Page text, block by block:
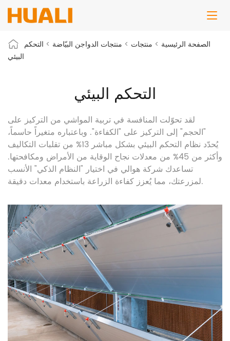
الصفحة الرئيسية > منتجات > منتجات الدواجن البيّاضة > التحكم
البيئي
التحكم البيئي
لقد تحوّلت المنافسة في تربية المواشي من التركيز على
"الحجم" إلى التركيز على "الكفاءة". وباعتباره متغيراً حاسماً،
يُحدّد نظام التحكم البيئي بشكل مباشر 13% من تقلبات التكاليف
وأكثر من 45% من معدلات نجاح الوقاية من الأمراض ومكافحتها.
تساعدك شركة هوالي في اختيار "النظام الذكي" الأنسب
لمزرعتك، مما يُعزز كفاءة الزراعة باستخدام معدات دقيقة.